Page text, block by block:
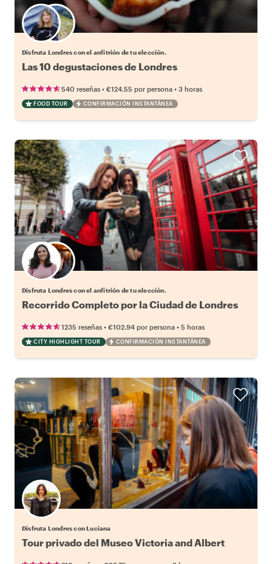
Elige tu local favorito
Disfruta Londres con el anfitrión de tu elección.
Las 10 degustaciones de Londres
540 reseñas • €124.55 por persona • 3 horas
FOOD TOUR CONFIRMACIÓN INSTANTÁNEA
Elige tu local favorito
Disfruta Londres con el anfitrión de tu elección.
Recorrido Completo por la Ciudad de Londres
1235 reseñas • €102.94 por persona • 5 horas
CITY HIGHLIGHT TOUR CONFIRMACIÓN INSTANTÁNEA
Disfruta Londres con Luciana
Tour privado del Museo Victoria and Albert